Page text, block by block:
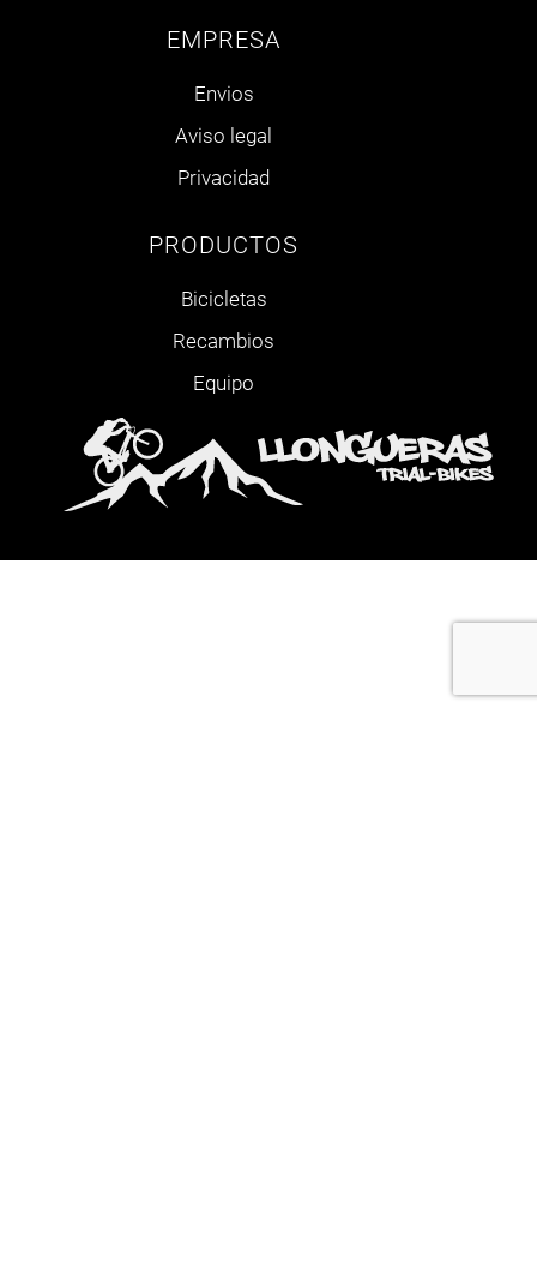
EMPRESA
Envios
Aviso legal
Privacidad
PRODUCTOS
Bicicletas
Recambios
Equipo